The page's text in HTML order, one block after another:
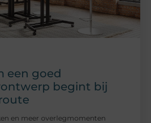
een goed
begint bij
en meer overlegmomenten